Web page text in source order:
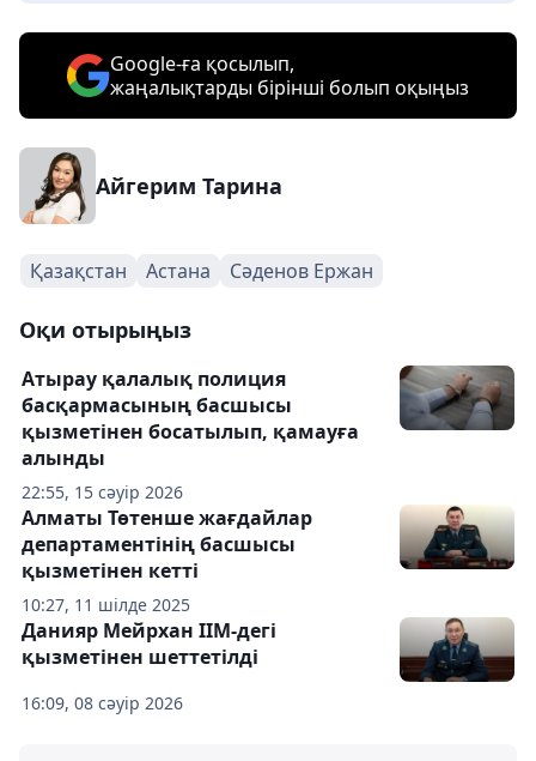
Google-ға қосылып,
жаңалықтарды бірінші болып оқыңыз
Айгерим Тарина
Қазақстан Астана Сәденов Ержан
Оқи отырыңыз
22:55, 15 сәуір 2026
Атырау қалалық полиция
басқармасының басшысы
қызметінен босатылып, қамауға
алынды
10:27, 11 шілде 2025
Алматы Төтенше жағдайлар
департаментінің басшысы
қызметінен кетті
16:09, 08 сәуір 2026
Данияр Мейрхан ІІМ-дегі
қызметінен шеттетілді